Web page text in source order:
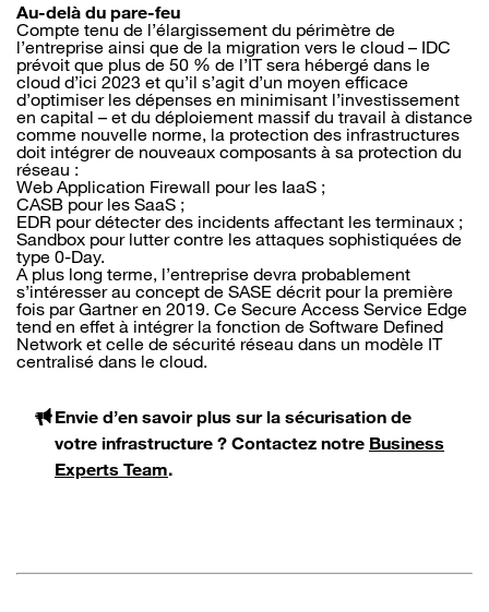
Au-delà du pare-feu
Compte tenu de l’élargissement du périmètre de
l’entreprise ainsi que de la migration vers le cloud – IDC
prévoit que plus de 50 % de l’IT sera hébergé dans le
cloud d’ici 2023 et qu’il s’agit d’un moyen efficace
d’optimiser les dépenses en minimisant l’investissement
en capital – et du déploiement massif du travail à distance
comme nouvelle norme, la protection des infrastructures
doit intégrer de nouveaux composants à sa protection du
réseau :
Web Application Firewall pour les IaaS ;
CASB pour les SaaS ;
EDR pour détecter des incidents affectant les terminaux ;
Sandbox pour lutter contre les attaques sophistiquées de
type 0-Day.
A plus long terme, l’entreprise devra probablement
s’intéresser au concept de SASE décrit pour la première
fois par Gartner en 2019. Ce Secure Access Service Edge
tend en effet à intégrer la fonction de Software Defined
Network et celle de sécurité réseau dans un modèle IT
centralisé dans le cloud.
Envie d’en savoir plus sur la sécurisation de
votre infrastructure ? Contactez notre Business
Experts Team.